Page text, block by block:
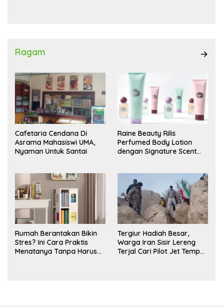
Ragam
Cafetaria Cendana Di
Asrama Mahasiswi UMA,
Nyaman Untuk Santai
Raine Beauty Rilis
Perfumed Body Lotion
dengan Signature Scent
Rumah Berantakan Bikin
Stres? Ini Cara Praktis
Menatanya Tanpa Harus
Tergiur Hadiah Besar,
Warga Iran Sisir Lereng
Terjal Cari Pilot Jet Tempur